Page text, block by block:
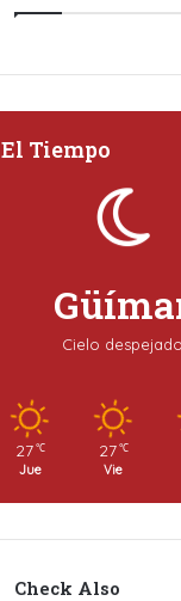
El Tiempo
Cielo despejado
27 ℃
Jue
27 ℃
Vie
Check Also